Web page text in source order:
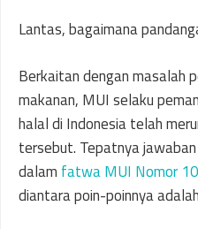
Lantas, bagaimana
Berkaitan dengan masalah
makanan, MUI selaku
halal di Indonesia telah
tersebut. Tepatnya
dalam fatwa MUI Nomor
diantara poin-poinnya